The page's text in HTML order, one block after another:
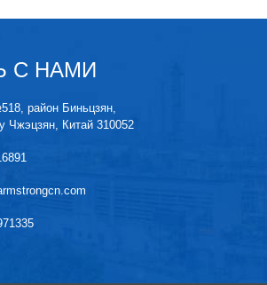
С НАМИ
район Биньцзян,
Чжэцзян, Китай 310052